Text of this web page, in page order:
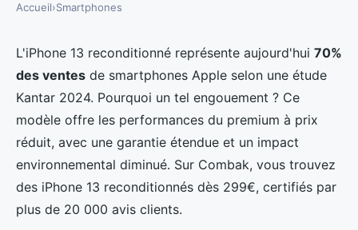
SMARTPHONES
Iphone 13 reconditionné :
trouvez l'offre parfaite pour
vous
Tom•5 décembre 2025•7 min de lecture
Accueil›Smartphones
L'iPhone 13 reconditionné représente aujourd'hui 70%
des ventes de smartphones Apple selon une étude
Kantar 2024. Pourquoi un tel engouement ? Ce
modèle offre les performances du premium à prix
réduit, avec une garantie étendue et un impact
environnemental diminué. Sur Combak, vous trouvez
des iPhone 13 reconditionnés dès 299€, certifiés par
plus de 20 000 avis clients.